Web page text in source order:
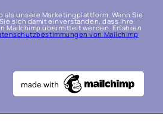
als unsere Marketingplattform. Wenn Sie
sich damit einverstanden, dass Ihre
Mailchimp übermittelt werden. Erfahren
von Mailchimp.